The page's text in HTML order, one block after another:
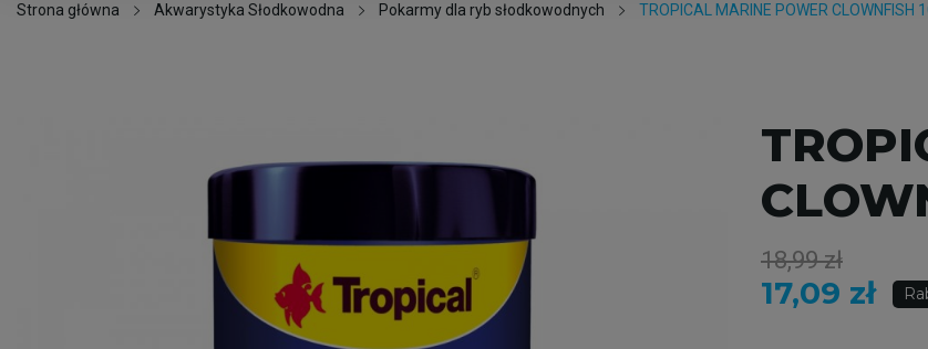
Strona główna Akwarystyka Słodkowodna Pokarmy dla ryb słodkowodnych TROPICAL MARINE POWER CLOWNFISH
18,99 zł
17,09 zł